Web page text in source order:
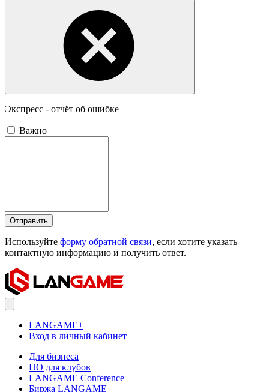
Экспресс - отчёт об ошибке
Важно
Отправить
Используйте форму обратной связи, если хотите указать
контактную информацию и получить ответ.
LANGAME+
Вход в личный кабинет
Для бизнеса
ПО для клубов
LANGAME Conference
Биржа LANGAME